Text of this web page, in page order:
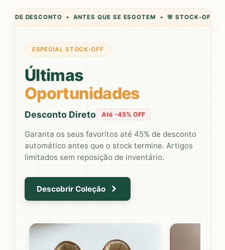
• ANTES QUE SE ESGOTEM • 🌸 STOCK-OFF • ÚLTIMAS
ESPECIAL STOCK-OFF
Últimas
Oportunidades
Desconto Direto Até -45% OFF
Garanta os seus favoritos até 45% de desconto
automático antes que o stock termine. Artigos
limitados sem reposição de inventário.
Descobrir Coleção